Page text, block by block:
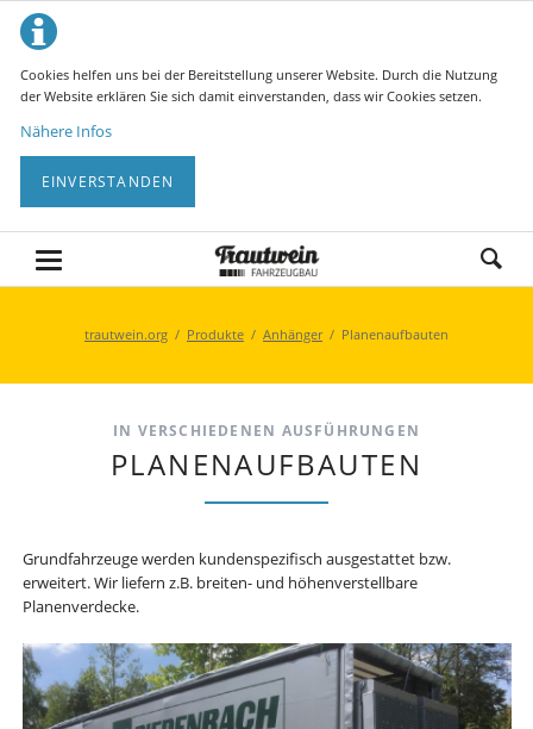
Cookies helfen uns bei der Bereitstellung unserer Website. Durch die Nutzung
der Website erklären Sie sich damit einverstanden, dass wir Cookies setzen.
Nähere Infos
EINVERSTANDEN
trautwein.org Produkte Anhänger Planenaufbauten
IN VERSCHIEDENEN AUSFÜHRUNGEN
PLANENAUFBAUTEN
Grundfahrzeuge werden kundenspezifisch ausgestattet bzw.
erweitert. Wir liefern z.B. breiten- und höhenverstellbare
Planenverdecke.